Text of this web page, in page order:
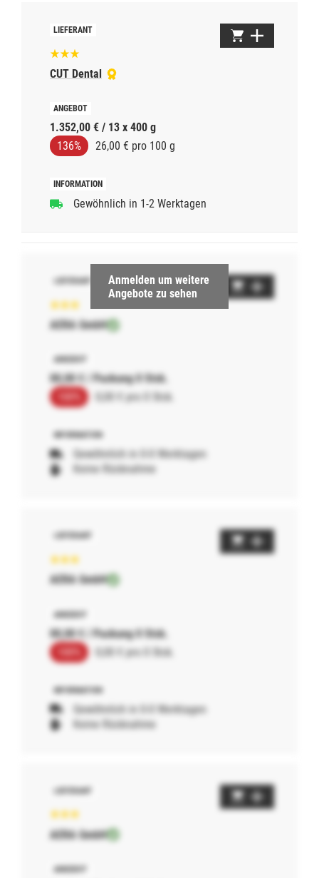
CUT Dental
1.352,00 € / 13 x 400 g
136%
26,00 € pro 100 g
Gewöhnlich in 1-2 Werktagen
Anmelden um weitere
Angebote zu sehen
AERA GmbH
00,00 € / Packung 0 Stck.
0,00 € pro 0 Stck.
Gewöhnlich in 0-0 Werktagen
Keine Rücknahme
AERA GmbH
00,00 € / Packung 0 Stck.
0,00 € pro 0 Stck.
Gewöhnlich in 0-0 Werktagen
Keine Rücknahme
AERA GmbH